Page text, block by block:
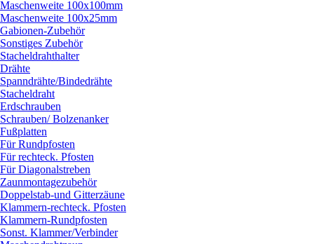
Maschenweite 100x100mm
Maschenweite 100x25mm
Gabionen-Zubehör
Sonstiges Zubehör
Stacheldrahthalter
Drähte
Spanndrähte/Bindedrähte
Stacheldraht
Erdschrauben
Schrauben/Bolzenanker
Fußplatten
Für Rundpfosten
Für rechteck. Pfosten
Für Diagonalstreben
Zaunmontagezubehör
Doppelstab-und Gitterzäune
Klammern-rechteck. Pfosten
Klammern-Rundpfosten
Sonst. Klammer/Verbinder